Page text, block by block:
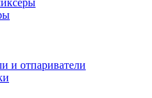
и отпариватели